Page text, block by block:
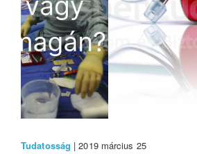
Tudatosság | 2019 március 25